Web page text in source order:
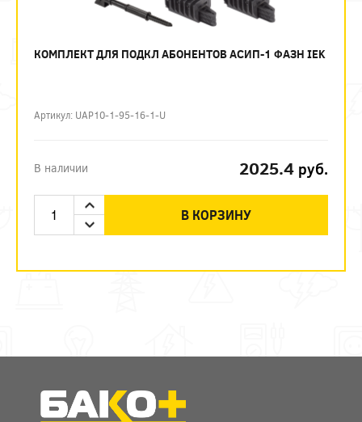
КОМПЛЕКТ ДЛЯ ПОДКЛ АБОНЕНТОВ АСИП-1 ФАЗН IEK
Артикул: UAP10-1-95-16-1-U
В наличии 2025.4 руб.
В КОРЗИНУ